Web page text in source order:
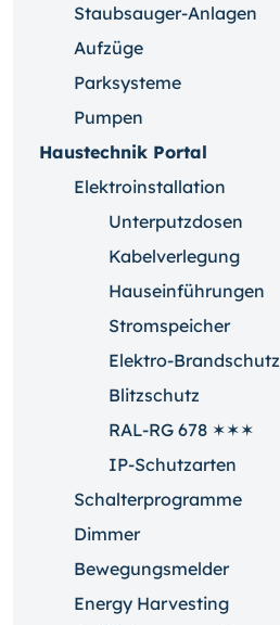
Staubsauger-Anlagen
Aufzüge
Parksysteme
Pumpen
Haustechnik Portal
Elektroinstallation
Unterputzdosen
Kabelverlegung
Hauseinführungen
Stromspeicher
Elektro-Brandschutz
Blitzschutz
RAL-RG 678 ✶✶✶
IP-Schutzarten
Schalterprogramme
Dimmer
Bewegungsmelder
Energy Harvesting